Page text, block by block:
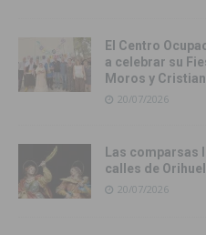
El Centro
a celebrar su
Moros y
20/07/2026
Las comparsas
calles de
20/07/2026